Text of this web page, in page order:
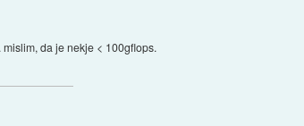
da je nekje < 100gflops.